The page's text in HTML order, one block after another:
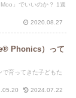
」でいいのか？ 1週
2020.08.27
Phonics）って
2024.07.22